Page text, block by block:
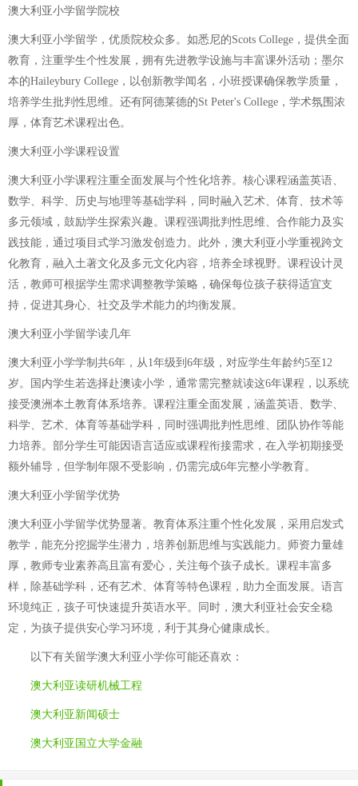
澳大利亚小学留学院校
澳大利亚小学留学，优质院校众多。如悉尼的Scots College，提供全面
教育，注重学生个性发展，拥有先进教学设施与丰富课外活动；墨尔
本的Haileybury College，以创新教学闻名，小班授课确保教学质量，
培养学生批判性思维。还有阿德莱德的St Peter's College，学术氛围浓
厚，体育艺术课程出色。
澳大利亚小学课程设置
澳大利亚小学课程注重全面发展与个性化培养。核心课程涵盖英语、
数学、科学、历史与地理等基础学科，同时融入艺术、体育、技术等
多元领域，鼓励学生探索兴趣。课程强调批判性思维、合作能力及实
践技能，通过项目式学习激发创造力。此外，澳大利亚小学重视跨文
化教育，融入土著文化及多元文化内容，培养全球视野。课程设计灵
活，教师可根据学生需求调整教学策略，确保每位孩子获得适宜支
持，促进其身心、社交及学术能力的均衡发展。
澳大利亚小学留学读几年
澳大利亚小学学制共6年，从1年级到6年级，对应学生年龄约5至12
岁。国内学生若选择赴澳读小学，通常需完整就读这6年课程，以系统
接受澳洲本土教育体系培养。课程注重全面发展，涵盖英语、数学、
科学、艺术、体育等基础学科，同时强调批判性思维、团队协作等能
力培养。部分学生可能因语言适应或课程衔接需求，在入学初期接受
额外辅导，但学制年限不受影响，仍需完成6年完整小学教育。
澳大利亚小学留学优势
澳大利亚小学留学优势显著。教育体系注重个性化发展，采用启发式
教学，能充分挖掘学生潜力，培养创新思维与实践能力。师资力量雄
厚，教师专业素养高且富有爱心，关注每个孩子成长。课程丰富多
样，除基础学科，还有艺术、体育等特色课程，助力全面发展。语言
环境纯正，孩子可快速提升英语水平。同时，澳大利亚社会安全稳
定，为孩子提供安心学习环境，利于其身心健康成长。
以下有关留学澳大利亚小学你可能还喜欢：
澳大利亚读研机械工程
澳大利亚新闻硕士
澳大利亚国立大学金融